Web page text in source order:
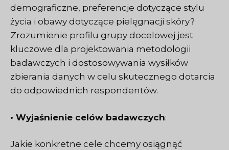
demograficzne, preferencje dotyczące stylu
życia i obawy dotyczące pielęgnacji skóry?
Zrozumienie profilu grupy docelowej jest
kluczowe dla projektowania metodologii
badawczych i dostosowywania wysiłków
zbierania danych w celu skutecznego dotarcia
do odpowiednich respondentów.
• Wyjaśnienie celów badawczych:
Jakie konkretne cele chcemy osiągnąć